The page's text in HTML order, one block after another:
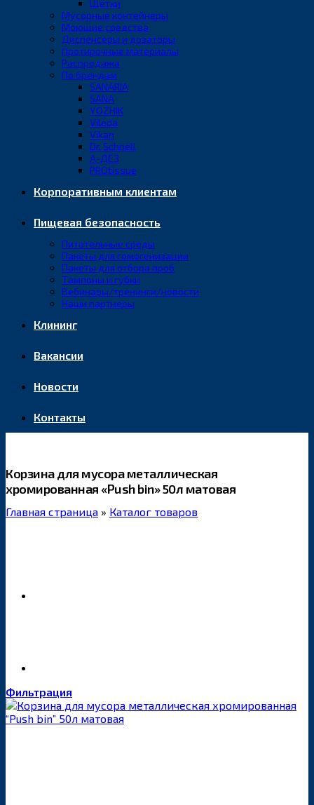
Щётки
Мусорные контейнеры
Моющие средства
Диспенсеры и дозаторы
Протирочные материалы
Распродажа
По брендам
SANARIA
SANA
YOZHIK
Vileda
Vikan
Dr. Schnell
А-ДЕЗ
PROtissue
Корпоративным клиентам
Пищевая безопасность
Питательные среды
Пакеты для гомогенизации
Пакеты для отбора проб
Тампоны и губки
Вебинары/тренинги/новости
Наши партнеры
Клининг
Вакансии
Новости
Контакты
Корзина для мусора металлическая
хромированная «Push bin» 50л матовая
Главная страница » Каталог товаров
Фильтрация